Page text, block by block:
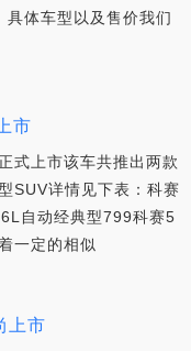
体车型以及售价我们
市
式上市该车共推出两款
SUV详情见下表：科赛
自动经典型799科赛5
一定的相似
上市